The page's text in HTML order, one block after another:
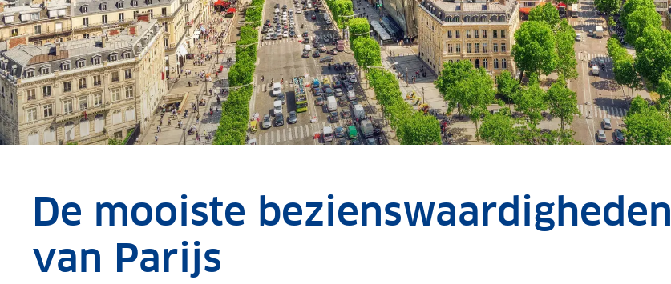
De mooiste bezienswaardigheden
van Parijs